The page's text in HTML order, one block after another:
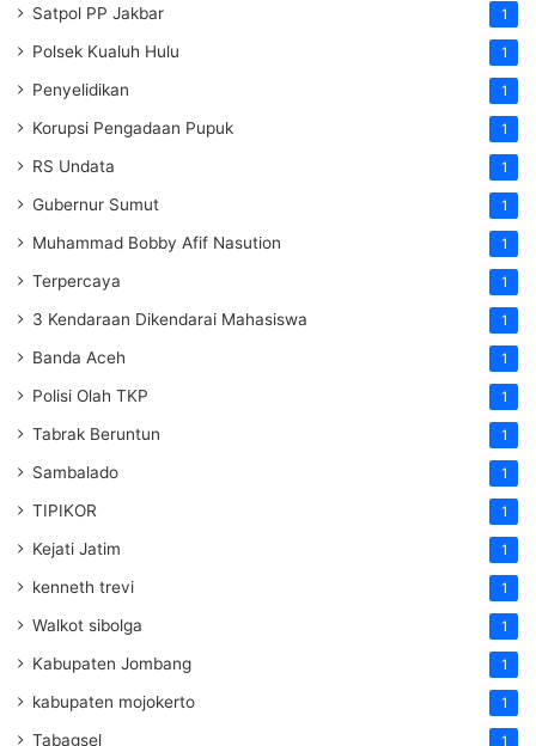
Satpol PP Jakbar 1
Polsek Kualuh Hulu 1
Penyelidikan 1
Korupsi Pengadaan Pupuk 1
RS Undata 1
Gubernur Sumut 1
Muhammad Bobby Afif Nasution 1
Terpercaya 1
3 Kendaraan Dikendarai Mahasiswa 1
Banda Aceh 1
Polisi Olah TKP 1
Tabrak Beruntun 1
Sambalado 1
TIPIKOR 1
Kejati Jatim 1
kenneth trevi 1
Walkot sibolga 1
Kabupaten Jombang 1
kabupaten mojokerto 1
Tabagsel 1